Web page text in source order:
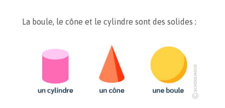
La boule, le cône et le cylindre sont des solides :